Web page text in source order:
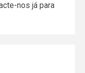
nos já para